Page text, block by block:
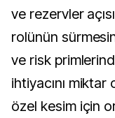
ve rezervler
rolünün
ve risk
ihtiyacını
özel kesim için